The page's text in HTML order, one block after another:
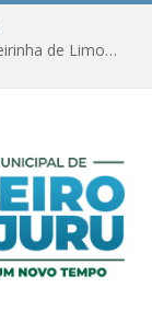
Ações de combate à Covid-19 na região ribeirinha de Limoeiro do Ajuru continuam